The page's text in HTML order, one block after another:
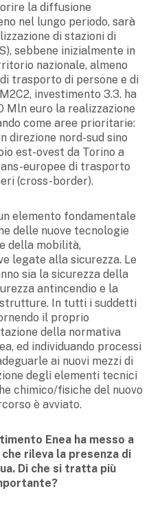
la diffusione
nel lungo periodo, sarà
di stazioni di
sebbene inizialmente in
nazionale, almeno
trasporto di persone e di
investimento 3.3. ha
Mln euro la realizzazione
come aree prioritarie:
direzione nord-sud sino
est-ovest da Torino a
europee di trasporto
(cross-border).
elemento fondamentale
delle nuove tecnologie
della mobilità,
legate alla sicurezza. Le
sia la sicurezza della
antincendio e la
In tutti i suddetti
il proprio
della normativa
ed individuando processi
ai nuovi mezzi di
degli elementi tecnici
chimico/fisiche del nuovo
è avviato.
Enea ha messo a
rileva la presenza di
Di che si tratta più